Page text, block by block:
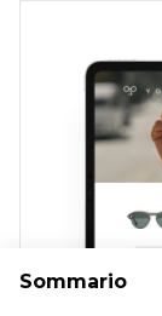
Sommario